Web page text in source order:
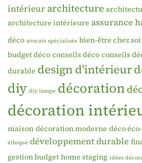
intérieur architecture
architecture intérieure assurance
déco avocats spécialisés bien-être chez soi
budget déco conseils déco conseils
durable design d'intérieur
diy diy lampe décoration
décoration
maison décoration moderne déco
éthique développement durable
gestion budget home staging idées